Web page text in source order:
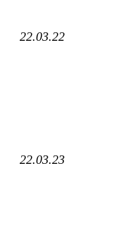
22.03.22
22.03.23